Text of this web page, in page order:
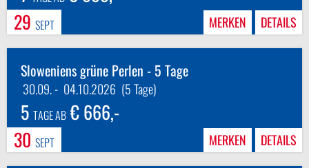
29 SEPT MERKEN DETAILS
30 SEPT
Sloweniens grüne Perlen - 5 Tage
30.09.- 04.10.2026 (5 Tage)
5 TAGE AB € 666,-
MERKEN DETAILS